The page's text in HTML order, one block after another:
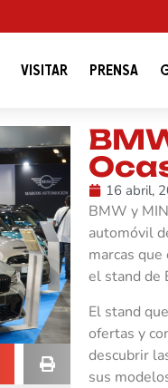
VISITAR PRENSA
16 abril,
BMW y
automóvil
marcas
el stand de
El stand
ofertas y
descubrir
sus